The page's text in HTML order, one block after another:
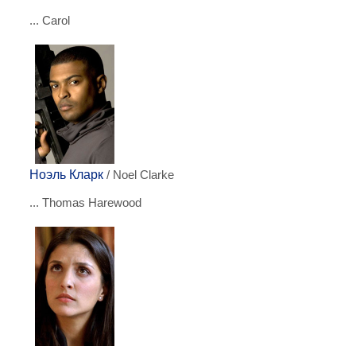
... Carol
Ноэль Кларк / Noel Clarke
... Thomas Harewood